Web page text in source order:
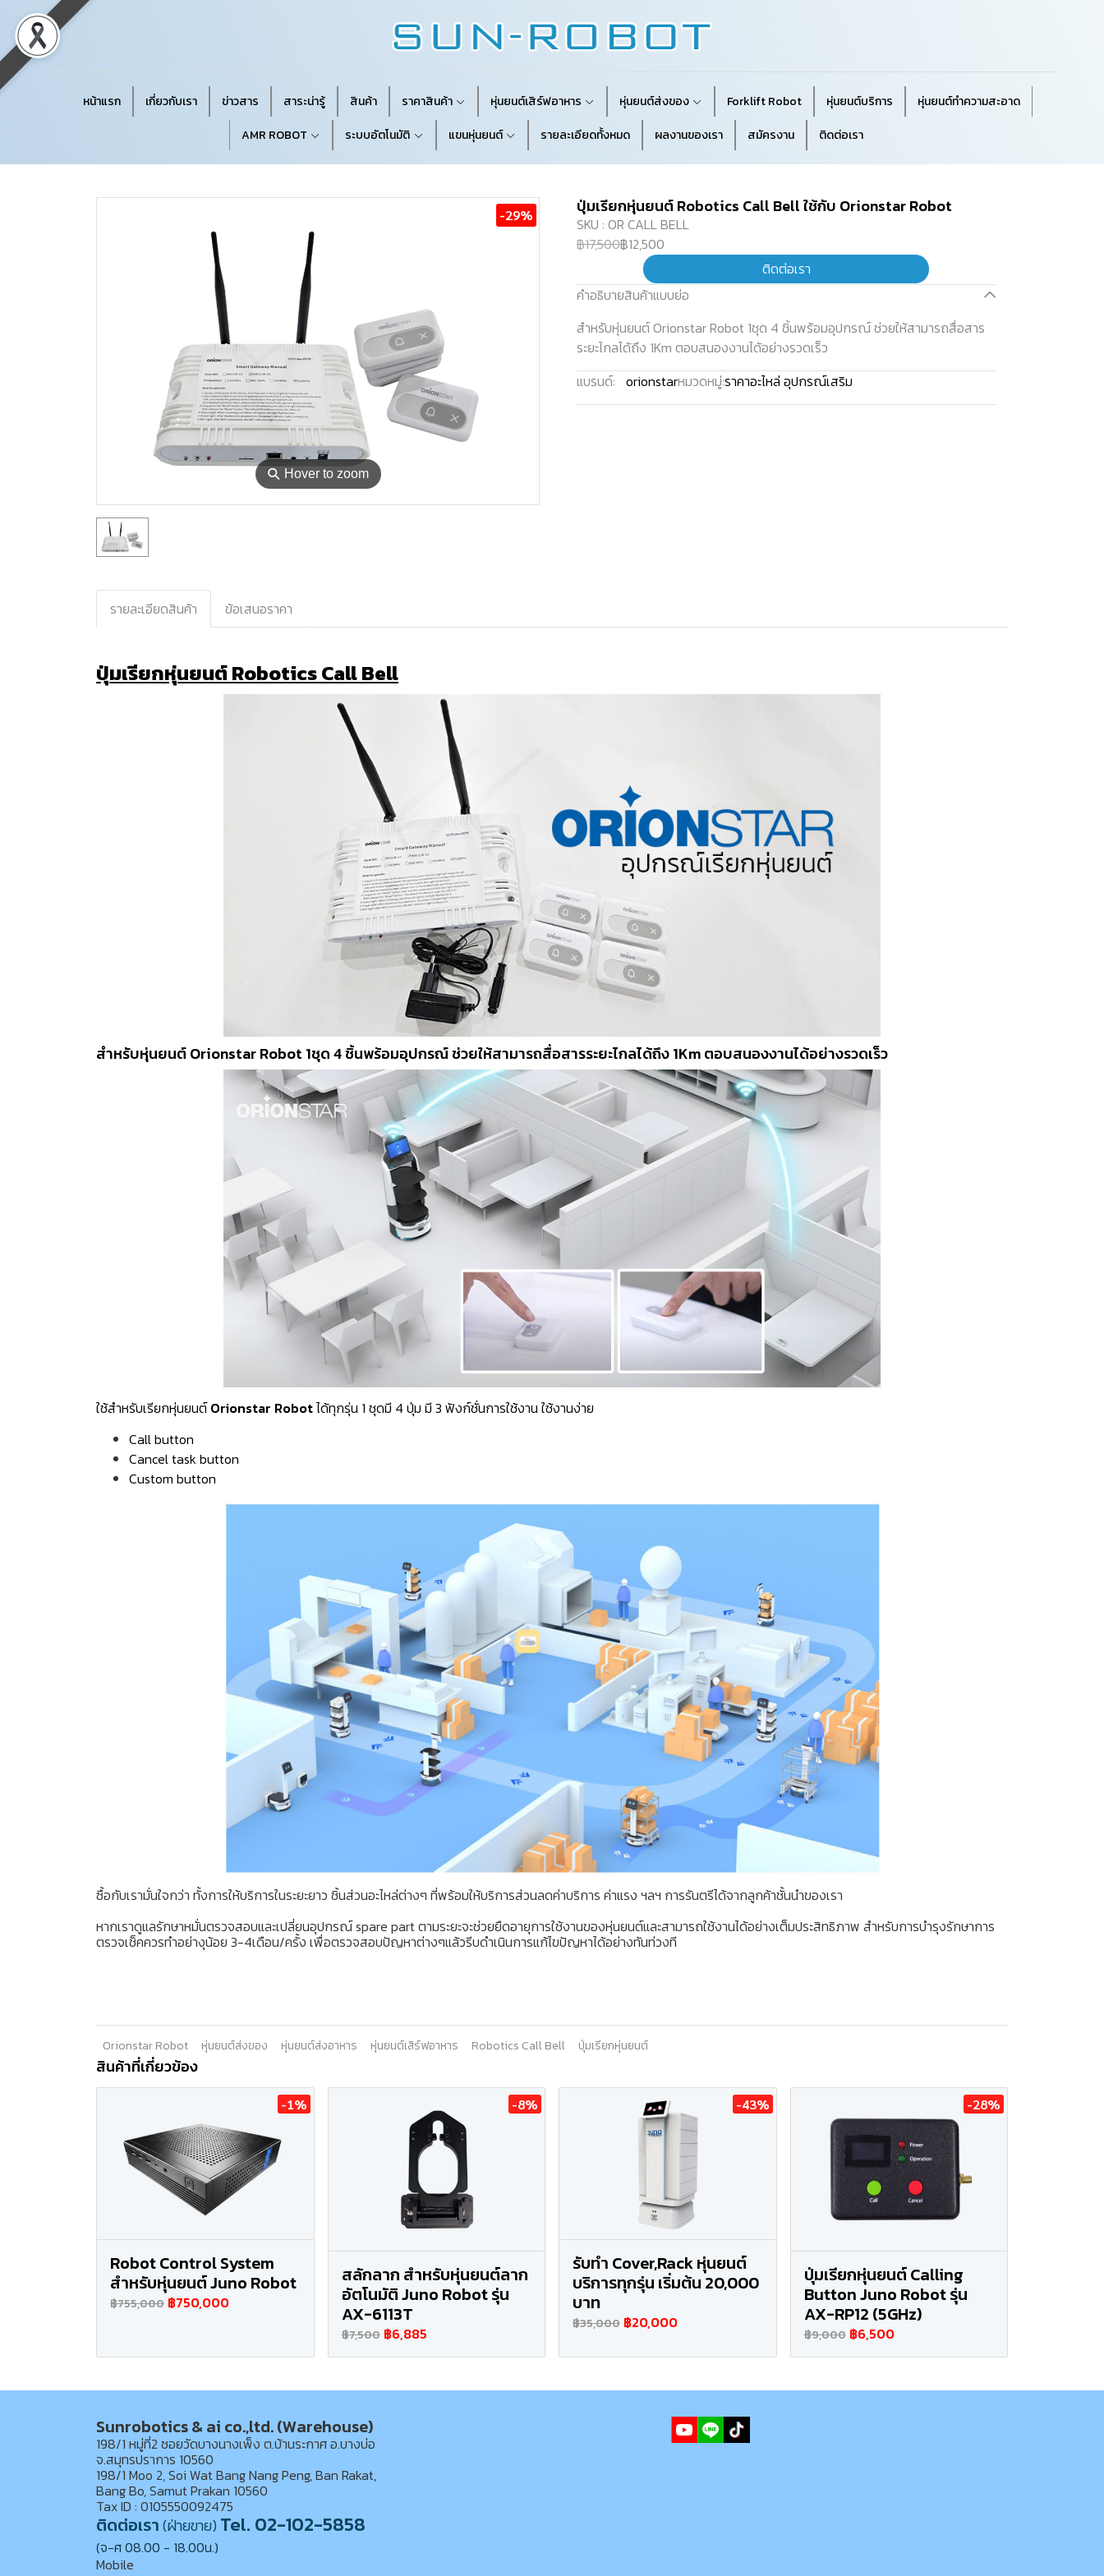
หน้าแรก เกี่ยวกับเรา ข่าวสาร สาระน่ารู้ สินค้า ราคาสินค้า หุ่นยนต์เสิร์ฟอาหาร หุ่นยนต์ส่งของ Forklift Robot หุ่นยนต์บริการ
หุ่นยนต์ทำความสะอาด
AMR ROBOT
ระบบอัตโนมัติ แขนหุ่นยนต์ รายละเอียดทั้งหมด ผลงานของเรา สมัครงาน ติดต่อเรา
⚲ Hover to zoom
-29% ปุ่มเรียกหุ่นยนต์ Robotics Call Bell ใช้กับ Orionstar Robot
SKU : OR CALL BELL
฿17,500฿12,500
ติดต่อเรา
คำอธิบายสินค้าแบบย่อ
สำหรับหุ่นยนต์ Orionstar Robot 1ชุด 4 ชิ้นพร้อมอุปกรณ์ ช่วยให้สามารถสื่อสาร
ระยะไกลได้ถึง 1Km ตอบสนองงานได้อย่างรวดเร็ว
แบรนด์: orionstarหมวดหมู่:ราคาอะไหล่ อุปกรณ์เสริม
รายละเอียดสินค้า ข้อเสนอราคา
ปุ่มเรียกหุ่นยนต์ Robotics Call Bell
สำหรับหุ่นยนต์ Orionstar Robot 1ชุด 4 ชิ้นพร้อมอุปกรณ์ ช่วยให้สามารถสื่อสารระยะไกลได้ถึง 1Km ตอบสนองงานได้อย่างรวดเร็ว
ใช้สำหรับเรียกหุ่นยนต์Orionstar Robotได้ทุกรุ่น 1 ชุดมี 4 ปุ่ม มี 3 ฟังก์ชั่นการใช้งานใช้งานง่าย
Call button
Cancel task button
Custom button
ซื้อกับเรามั่นใจกว่า ทั้งการให้บริการในระยะยาว ชิ้นส่วนอะไหล่ต่างๆ ที่พร้อมให้บริการส่วนลดค่าบริการ ค่าแรง ฯลฯ การรันตรีได้จากลูกค้าชั้นนำของเรา
หากเราดูแลรักษาหมั่นตรวจสอบและเปลี่ยนอุปกรณ์ spare part ตามระยะจะช่วยยืดอายุการใช้งานของหุ่นยนต์และสามารถใช้งานได้อย่างเต็มประสิทธิภาพ สำหรับการบำรุงรักษาการ
ตรวจเช็คควรทำอย่างุน้อย 3-4เดือน/ครั้ง เพื่อตรวจสอบปัญหาต่างๆแล้วรีบดำเนินการแก้ไขปัญหาได้อย่างทันท่วงที
Orionstar Robot หุ่นยนต์ส่งของ หุ่นยนต์ส่งอาหาร หุ่นยนต์เสิร์ฟอาหาร Robotics Call Bell ปุ่มเรียกหุ่นยนต์
สินค้าที่เกี่ยวข้อง
-1%
Robot Control System
สำหรับหุ่นยนต์ Juno Robot
฿755,000 ฿750,000
-8%
สลักลาก สำหรับหุ่นยนต์ลาก
อัตโนมัติ Juno Robot รุ่น
AX-6113T
฿7,500 ฿6,885
-43%
รับทำ Cover,Rack หุ่นยนต์
บริการทุกรุ่น เริ่มต้น 20,000
บาท
฿35,000 ฿20,000
-28%
ปุ่มเรียกหุ่นยนต์ Calling
Button Juno Robot รุ่น
AX-RP12 (5GHz)
฿9,000 ฿6,500
Sunrobotics & ai co.,ltd. (Warehouse)
198/1 หมู่ที่2 ซอยวัดบางนางเพ็ง ต.บ้านระกาศ อ.บางบ่อ
จ.สมุทรปราการ 10560
198/1 Moo 2, Soi Wat Bang Nang Peng, Ban Rakat,
Bang Bo, Samut Prakan 10560
Tax ID : 0105550092475
ติดต่อเรา(ฝ่ายขาย) Tel. 02-102-5858
(จ-ศ 08.00 - 18.00น.)
Mobile